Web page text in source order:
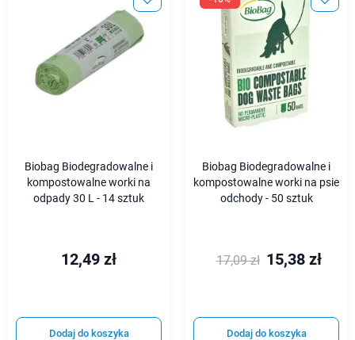
Biobag Biodegradowalne i
kompostowalne worki na
odpady 30 L - 14 sztuk
12,49 zł
Dodaj do koszyka
Biobag Biodegradowalne i
kompostowalne worki na psie
odchody - 50 sztuk
17,09 zł 15,38 zł
Dodaj do koszyka